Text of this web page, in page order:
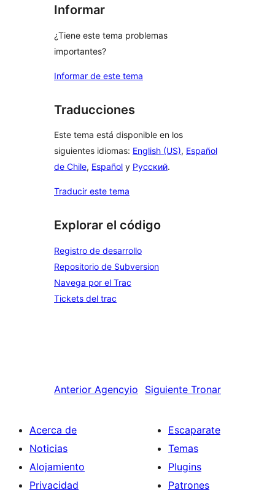
Informar
¿Tiene este tema problemas
importantes?
Informar de este tema
Traducciones
Este tema está disponible en los
siguientes idiomas: English (US), Español
de Chile, Español y Русский.
Traducir este tema
Explorar el código
Registro de desarrollo
Repositorio de Subversion
Navega por el Trac
Tickets del trac
Anterior Agencyio Siguiente Tronar
Acerca de
Noticias
Alojamiento
Privacidad
Escaparate
Temas
Plugins
Patrones